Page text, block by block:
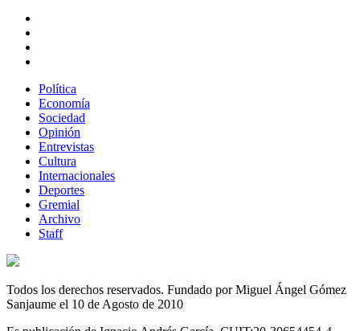
Política
Economía
Sociedad
Opinión
Entrevistas
Cultura
Internacionales
Deportes
Gremial
Archivo
Staff
Todos los derechos reservados. Fundado por Miguel Ángel Gómez
Sanjaume el 10 de Agosto de 2010